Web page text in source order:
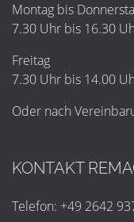
Montag bis
7.30 Uhr bis 16.30
Freitag
7.30 Uhr bis 14.00
Oder nach
KONTAKT
Telefon: +49 2642